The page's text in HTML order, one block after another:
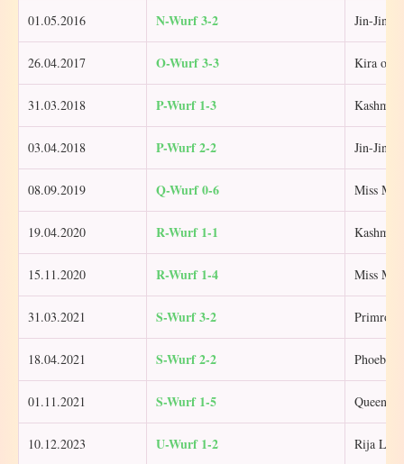
01.05.2016 N-Wurf 3-2 Jin-Jin
26.04.2017 O-Wurf 3-3 Kira of
31.03.2018 P-Wurf 1-3 Kashmir
03.04.2018 P-Wurf 2-2 Jin-Jin
08.09.2019 Q-Wurf 0-6 Miss
19.04.2020 R-Wurf 1-1 Kashmir
15.11.2020 R-Wurf 1-4 Miss
31.03.2021 S-Wurf 3-2 Primrose
18.04.2021 S-Wurf 2-2 Phoebe
01.11.2021 S-Wurf 1-5 Queen
10.12.2023 U-Wurf 1-2 Rija